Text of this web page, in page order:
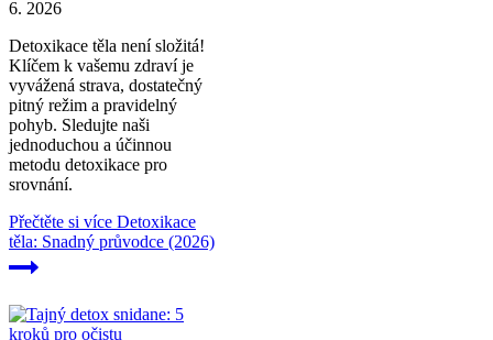
6. 2026
Detoxikace těla není složitá!
Klíčem k vašemu zdraví je
vyvážená strava, dostatečný
pitný režim a pravidelný
pohyb. Sledujte naši
jednoduchou a účinnou
metodu detoxikace pro
srovnání.
Přečtěte si více Detoxikace
těla: Snadný průvodce (2026)